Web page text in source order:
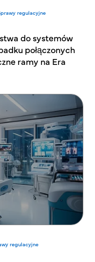
regulacyjne
do systemów
połączonych
ramy na Era
regulacyjne